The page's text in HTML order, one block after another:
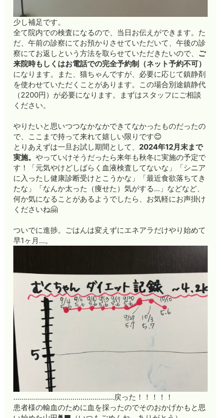
少し補足です。
全て院内での検査になるので、当日お伝えができます。た
だ、午前の診察にてお預かりさせていただいて、午後の診
察にてお返しという方法を取らせていただきたいので、 ご
来院時もしくはお電話での完全予約制（ネット予約不可）
になります。また、猫ちゃんですが、必要に応じて鎮静剤
を使わせていただくことがあります。この場合別途鎮静代
（2200円）が必要になります。まずはスタッフにご相談
ください。
やりたいと思いつつなかなかできてなかったものだったの
で、ここまで持って来れて嬉しい限りです😊
とりあえずは一旦お試し期間として、2024年12月末まで
実施。やっていけそうだったら来年も秋冬に実施の予定で
す！「元気やけどしばらく血液検査してないな」「シニア
に入ったし健康診断受けとこうかな」「最近食欲落ちてき
たな」「なんか太った（痩せた）気がする…」などなど、
何か気になることがあるようでしたら、お気軽にお声掛け
くださいね🤗
ついでに進捗。ごはんは変えずにエネアラだけやり始めて
早1ヶ月…。
……………………………………………戻った！！！！！
患者様の輸血のために血を採ったのでそのおかげかもと思